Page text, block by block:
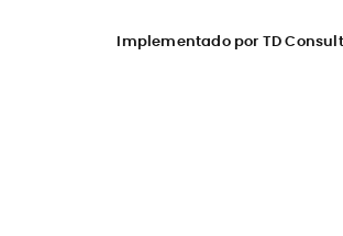
Implementado por TD